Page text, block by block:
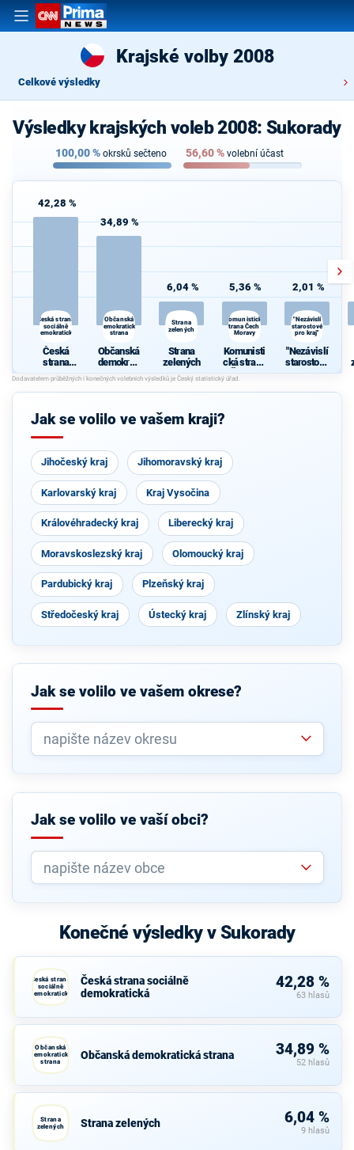
Krajské volby 2008
Celkové výsledky
Výsledky krajských voleb 2008: Sukorady
100,00% okrsků sečteno 56,60% volební účast
42,28 %
Česká strana
sociálně
demokratická
Česká
strana
sociálně
demokrati
cká
34,89 %
Občanská
demokratická
strana
Občanská
demokrati
cká strana
6,04 %
Strana
zelených
Strana
zelených
5,36 %
Komunistická
strana Čech a
Moravy
Komunisti
cká strana
Čech a
Moravy
2,01 %
"Nezávislí
starostové
pro kraj"
"Nezávislí
starostové
pro kraj"
Jak se volilo ve vašem kraji?
Jihočeský kraj Jihomoravský kraj
Karlovarský kraj Kraj Vysočina
Královéhradecký kraj Liberecký kraj
Moravskoslezský kraj Olomoucký kraj
Pardubický kraj Plzeňský kraj
Středočeský kraj Ústecký kraj Zlínský kraj
Jak se volilo ve vašem okrese?
Jak se volilo ve vaší obci?
Konečné výsledky v Sukorady
Česká strana
sociálně
demokratická
Česká strana sociálně
demokratická
42,28 %
63 hlasů
Občanská
demokratická
strana
Občanská demokratická strana 34,89 %
52 hlasů
Strana
zelených
Strana zelených 6,04 %
9 hlasů